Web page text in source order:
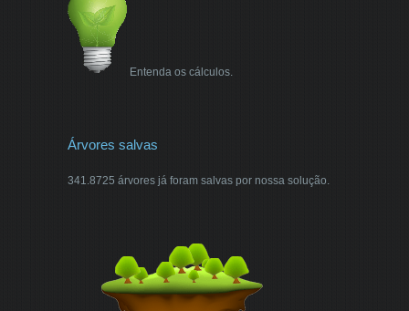
Entenda os cálculos.
Árvores salvas
341.8725 árvores já foram salvas por nossa solução.